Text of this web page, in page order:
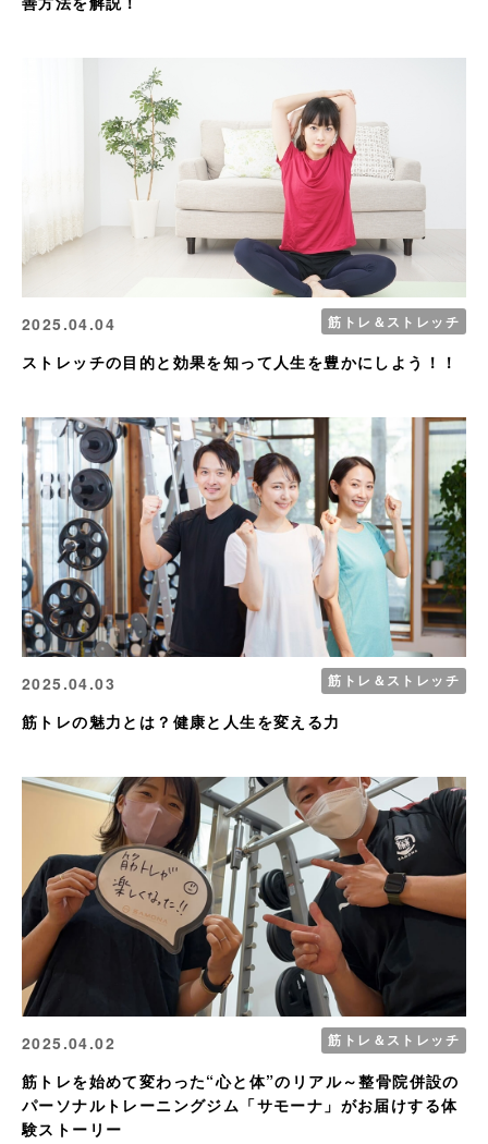
2025.04.04 筋トレ＆ストレッチ
ストレッチの目的と効果を知って人生を豊かにしよう！！
2025.04.03 筋トレ＆ストレッチ
筋トレの魅力とは？健康と人生を変える力
2025.04.02 筋トレ＆ストレッチ
筋トレを始めて変わった“心と体”のリアル～整骨院併設の
パーソナルトレーニングジム「サモーナ」がお届けする体
験ストーリー